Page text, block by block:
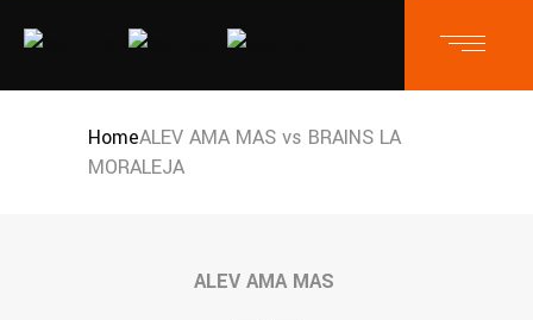
HomeALEV AMA MAS vs BRAINS LA
MORALEJA
ALEV AMA MAS